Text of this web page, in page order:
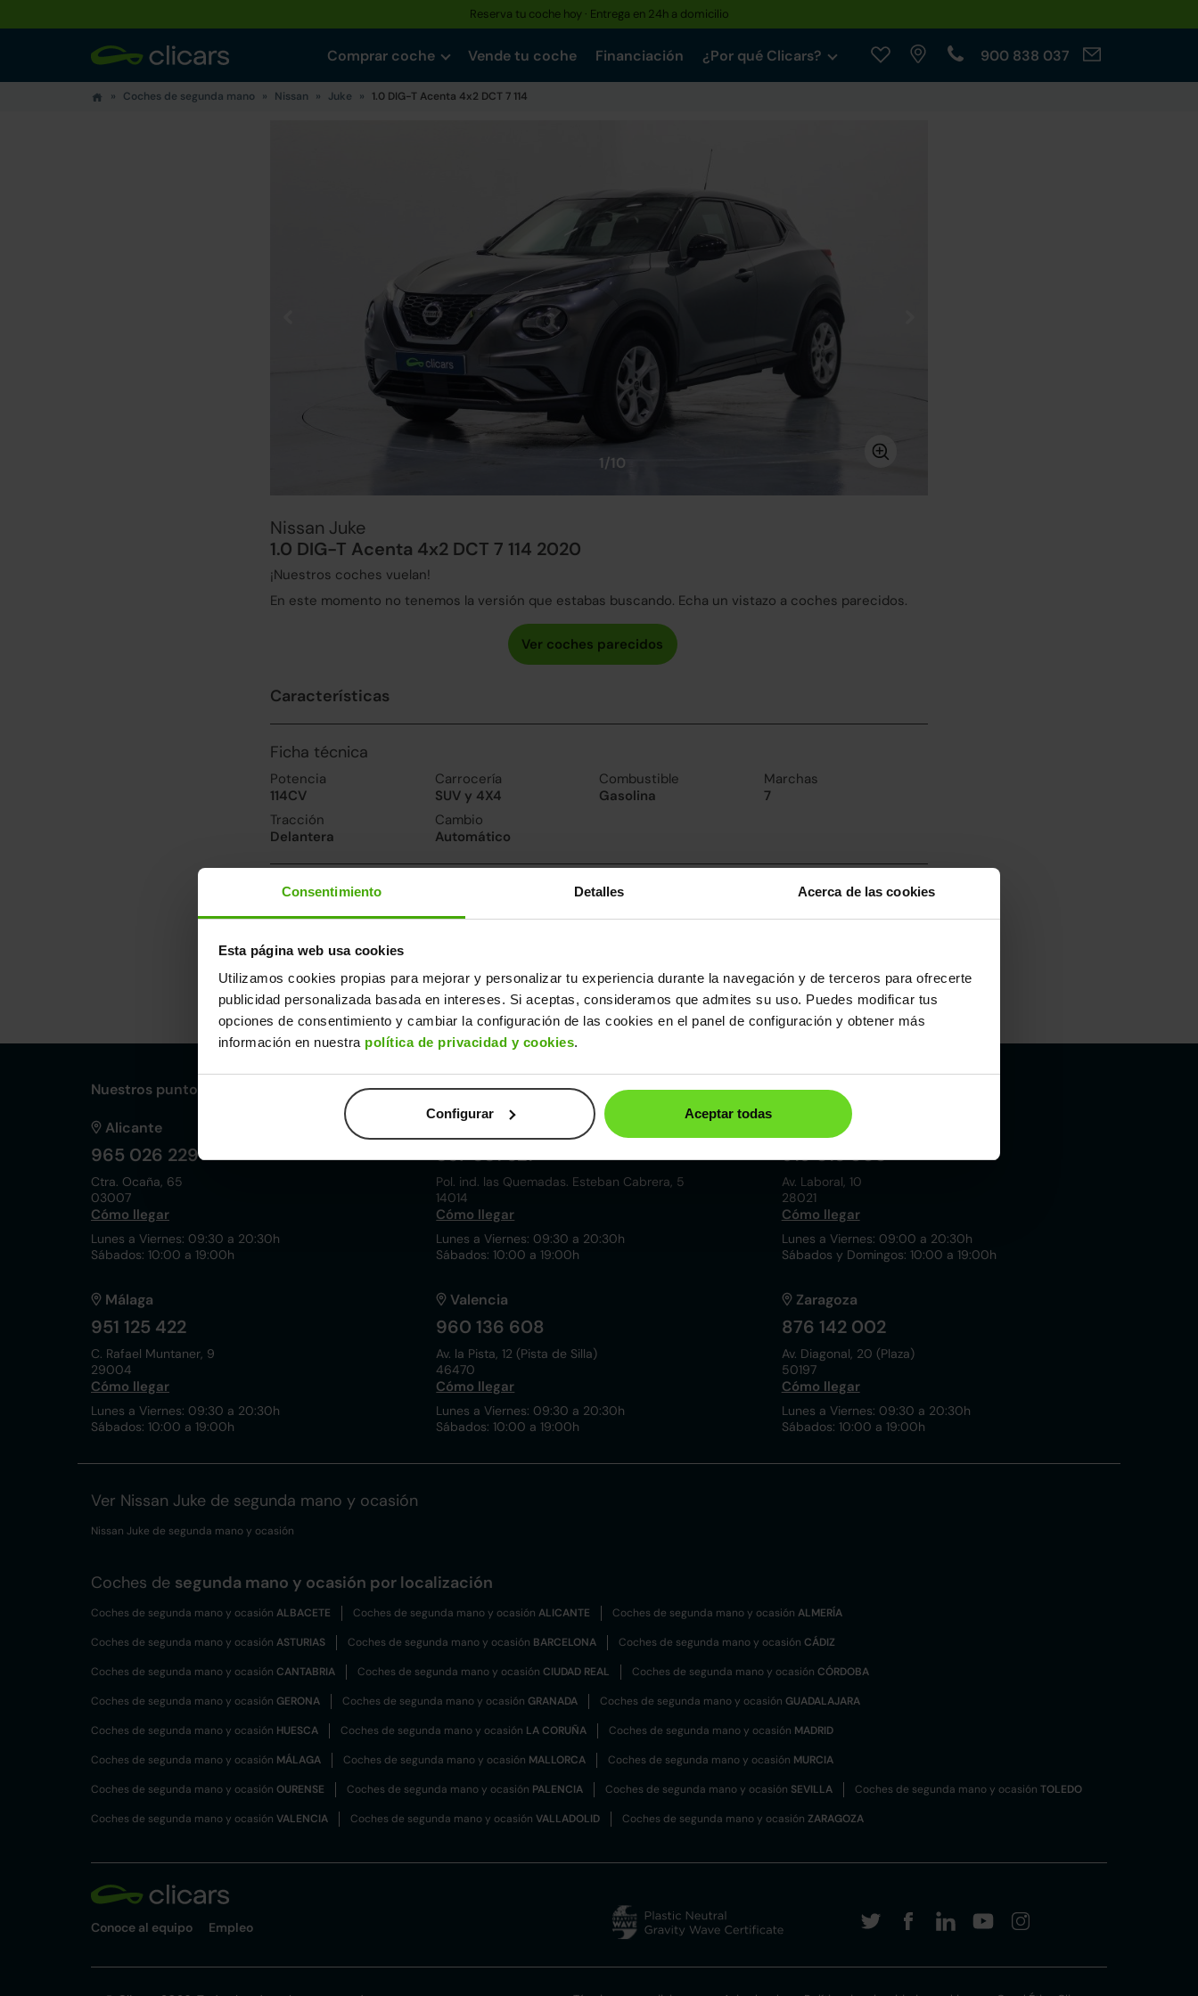
Consentimiento Detalles Acerca de las cookies
Esta página web usa cookies
Utilizamos cookies propias para mejorar y personalizar tu experiencia durante la navegación y de terceros para ofrecerte
publicidad personalizada basada en intereses. Si aceptas, consideramos que admites su uso. Puedes modificar tus
opciones de consentimiento y cambiar la configuración de las cookies en el panel de configuración y obtener más
información en nuestra política de privacidad y cookies.
Configurar Aceptar todas
Reserva tu coche hoy · Entrega en 24h a domicilio
Comprar coche Vende tu coche Financiación ¿Por qué Clicars? 900 838 037
Coches de segunda mano Nissan Juke 1.0 DIG-T Acenta 4x2 DCT 7 114
1/10
Nissan Juke
1.0 DIG-T Acenta 4x2 DCT 7 114 2020
¡Nuestros coches vuelan!
En este momento no tenemos la versión que estabas buscando. Echa un vistazo a coches parecidos.
Características
Ficha técnica
Potencia
114CV
Carrocería
SUV y 4X4
Combustible
Gasolina
Marchas
7
Tracción
Delantera
Cambio
Automático
Prestaciones, consumo y emisiones
Velocidad máxima
De 0 a 100 km/h
Consumo urbano
Consumo carretera
Dimensiones y otros datos
Largo
4,21m
Ancho
1,83m
Alto
1,60m
Peso
Depósito
Maletero
Nuestros puntos de venta Clicars:
Alicante
965 026 229
Ctra. Ocaña, 65
03007
Cómo llegar
Lunes a Viernes: 09:30 a 20:30h
Sábados: 10:00 a 19:00h
857 881 521
Pol. ind. las Quemadas. Esteban Cabrera, 5
14014
Cómo llegar
Lunes a Viernes: 09:30 a 20:30h
Sábados: 10:00 a 19:00h
919 015 000
Av. Laboral, 10
28021
Cómo llegar
Lunes a Viernes: 09:00 a 20:30h
Sábados y Domingos: 10:00 a 19:00h
Málaga
951 125 422
C. Rafael Muntaner, 9
29004
Cómo llegar
Lunes a Viernes: 09:30 a 20:30h
Sábados: 10:00 a 19:00h
Valencia
960 136 608
Av. la Pista, 12 (Pista de Silla)
46470
Cómo llegar
Lunes a Viernes: 09:30 a 20:30h
Sábados: 10:00 a 19:00h
Zaragoza
876 142 002
Av. Diagonal, 20 (Plaza)
50197
Cómo llegar
Lunes a Viernes: 09:30 a 20:30h
Sábados: 10:00 a 19:00h
Ver Nissan Juke de segunda mano y ocasión
Nissan Juke de segunda mano y ocasión
Coches de segunda mano y ocasión por localización
Coches de segunda mano y ocasión ALBACETE Coches de segunda mano y ocasión ALICANTE Coches de segunda mano y ocasión ALMERÍA
Coches de segunda mano y ocasión ASTURIAS Coches de segunda mano y ocasión BARCELONA Coches de segunda mano y ocasión CÁDIZ
Coches de segunda mano y ocasión CANTABRIA Coches de segunda mano y ocasión CIUDAD REAL Coches de segunda mano y ocasión CÓRDOBA
Coches de segunda mano y ocasión GERONA Coches de segunda mano y ocasión GRANADA Coches de segunda mano y ocasión GUADALAJARA
Coches de segunda mano y ocasión HUESCA Coches de segunda mano y ocasión LA CORUÑA Coches de segunda mano y ocasión MADRID
Coches de segunda mano y ocasión MÁLAGA Coches de segunda mano y ocasión MALLORCA Coches de segunda mano y ocasión MURCIA
Coches de segunda mano y ocasión OURENSE Coches de segunda mano y ocasión PALENCIA Coches de segunda mano y ocasión SEVILLA Coches de segunda mano y ocasión TOLEDO
Coches de segunda mano y ocasión VALENCIA Coches de segunda mano y ocasión VALLADOLID Coches de segunda mano y ocasión ZARAGOZA
Conoce al equipo Empleo